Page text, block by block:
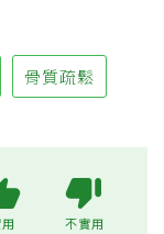
骨質疏鬆
不實用